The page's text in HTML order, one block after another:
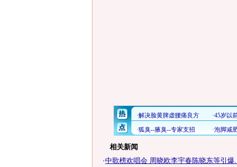
相关新闻
·中歌榜欢唱会 周晓欧李宇春陈晓东等引爆...